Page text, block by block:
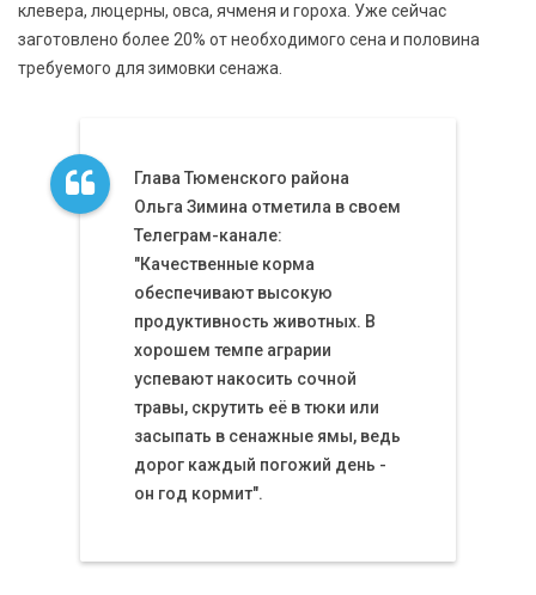
клевера, люцерны, овса, ячменя и гороха. Уже сейчас
заготовлено более 20% от необходимого сена и половина
требуемого для зимовки сенажа.
Глава Тюменского района
Ольга Зимина отметила в своем
Телеграм-канале:
"Качественные корма
обеспечивают высокую
продуктивность животных. В
хорошем темпе аграрии
успевают накосить сочной
травы, скрутить её в тюки или
засыпать в сенажные ямы, ведь
дорог каждый погожий день -
он год кормит".